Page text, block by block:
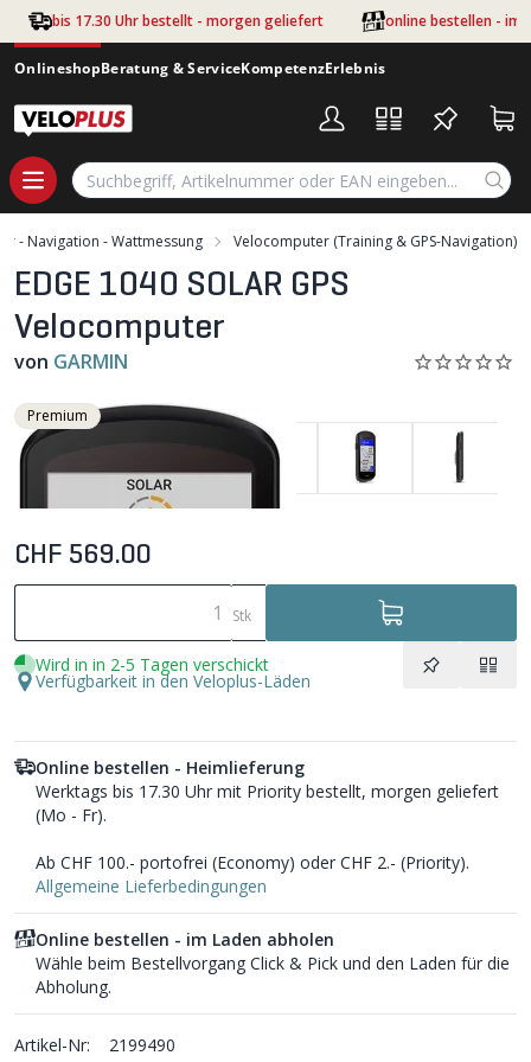
Zum Hauptinhalt springen
bis 17.30 Uhr bestellt - morgen geliefert online bestellen - im
OnlineshopBeratung & ServiceKompetenzErlebnis
- Navigation - Wattmessung Velocomputer (Training & GPS-Navigation)
EDGE 1040 SOLAR GPS
Velocomputer
von GARMIN
Premium
CHF 569.00
Stk
Wird in in 2-5 Tagen verschickt
Verfügbarkeit in den Veloplus-Läden
Online bestellen - Heimlieferung
Werktags bis 17.30 Uhr mit Priority bestellt, morgen geliefert
(Mo - Fr).
Ab CHF 100.- portofrei (Economy) oder CHF 2.- (Priority).
Allgemeine Lieferbedingungen
Online bestellen - im Laden abholen
Wähle beim Bestellvorgang Click & Pick und den Laden für die
Abholung.
Artikel-Nr: 2199490